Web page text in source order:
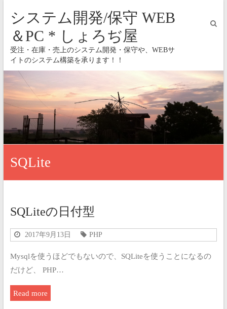
システム開発/保守 WEB
＆PC * しょろぢ屋
受注・在庫・売上のシステム開発・保守や、WEBサ
イトのシステム構築を承ります！！
SQLite
SQLiteの日付型
2017年9月13日 PHP
Mysqlを使うほどでもないので、SQLiteを使うことになるの
だけど、 PHP…
Read more